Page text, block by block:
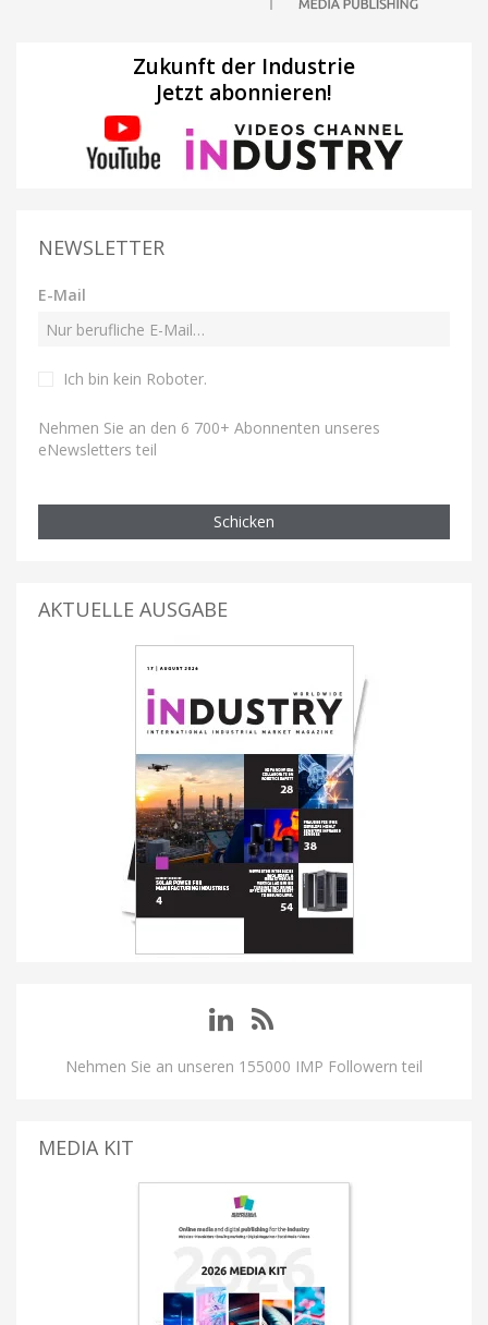
Zukunft der Industrie
Jetzt abonnieren!
NEWSLETTER
E-Mail
Ich bin kein Roboter.
Nehmen Sie an den 6 700+ Abonnenten unseres
eNewsletters teil
Schicken
AKTUELLE AUSGABE
Nehmen Sie an unseren 155000 IMP Followern teil
MEDIA KIT